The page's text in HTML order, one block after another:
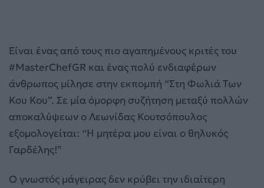
Είναι ένας από τους πιο αγαπημένους κριτές του
#MasterChefGR και ένας πολύ ενδιαφέρων
άνθρωπος μίλησε στην εκπομπή “Στη Φωλιά Των
Κου Κου”. Σε μία όμορφη συζήτηση μεταξύ πολλών
αποκαλύψεων ο Λεωνίδας Κουτσόπουλος
εξομολογείται: “Η μητέρα μου είναι ο θηλυκός
Γαρδέλης!”
Ο γνωστός μάγειρας δεν κρύβει την ιδιαίτερη